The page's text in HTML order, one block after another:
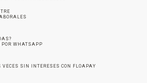
POR WHATSAPP
SIN INTERESES CON FLOAPAY